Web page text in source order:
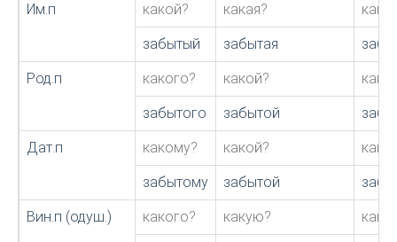
Им.п какой? какая?
забытый забытая
Род.п какого? какой?
забытого забытой
Дат.п какому? какой?
забытому забытой
Вин.п (одуш.) какого? какую?